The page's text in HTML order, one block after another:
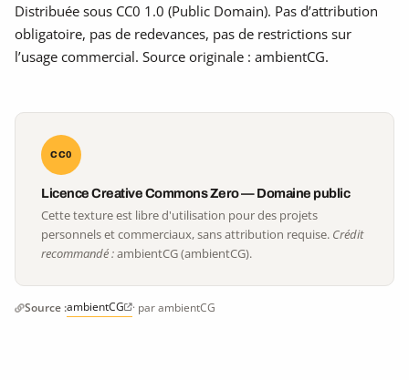
Distribuée sous CC0 1.0 (Public Domain). Pas d’attribution
obligatoire, pas de redevances, pas de restrictions sur
l’usage commercial. Source originale : ambientCG.
CC0
Licence Creative Commons Zero — Domaine public
Cette texture est libre d'utilisation pour des projets
personnels et commerciaux, sans attribution requise. Crédit
recommandé :ambientCG (ambientCG).
Source :ambientCG · par ambientCG